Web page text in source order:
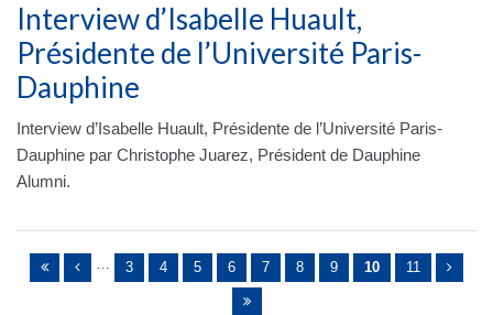
Interview d’Isabelle Huault,
Présidente de l’Université Paris-
Dauphine
Interview d’Isabelle Huault, Présidente de l’Université Paris-
Dauphine par Christophe Juarez, Président de Dauphine
Alumni.
Pages … 3 4 5 6 7 8 9 10 11